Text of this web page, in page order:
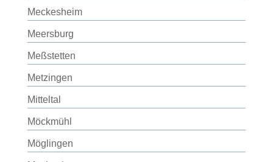
Meckesheim
Meersburg
Meßstetten
Metzingen
Mitteltal
Möckmühl
Möglingen